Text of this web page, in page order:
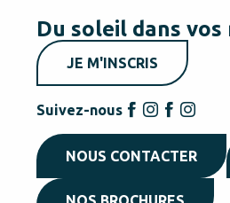
Du soleil dans vos
JE M'INSCRIS
Suivez-nous
NOUS CONTACTER